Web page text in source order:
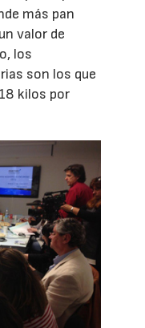
más pan
valor de
los
son los que
kilos por